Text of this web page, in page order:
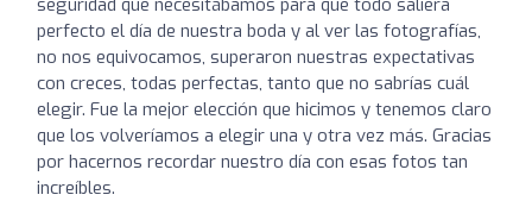
perfecto el día de nuestra boda y al ver las fotografías,
no nos equivocamos, superaron nuestras expectativas
con creces, todas perfectas, tanto que no sabrías cuál
elegir. Fue la mejor elección que hicimos y tenemos claro
que los volveríamos a elegir una y otra vez más. Gracias
por hacernos recordar nuestro día con esas fotos tan
increíbles.